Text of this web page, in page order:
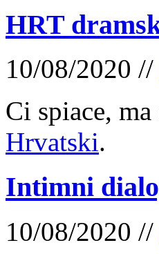
HRT
10/08/2020 //
Ci spiace,
Hrvatski.
Intimni
10/08/2020 //